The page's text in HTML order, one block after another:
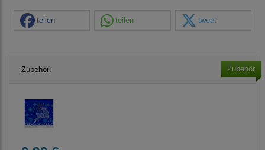
teilen teilen tweet
Zubehör: Zubehör